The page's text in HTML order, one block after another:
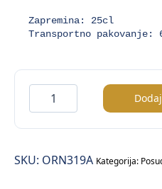
Zapremina: 25cl
Transportno pakovanje:
Orion
posuda
za
količina
SKU: ORN319A Kategorija: